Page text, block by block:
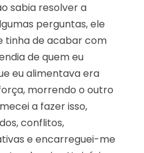
sabia resolver a
perguntas, ele
tinha de acabar com
de quem eu
eu alimentava era
morrendo o outro
a fazer isso,
conflitos,
e encarreguei-me